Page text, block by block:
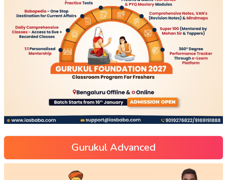
Gurukul Advanced